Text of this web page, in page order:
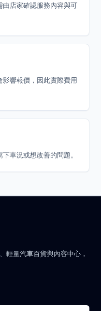
店家確認服務內容與可
響報價，因此實際費用
車況或想改善的問題。
輕量汽車百貨與內容中心，